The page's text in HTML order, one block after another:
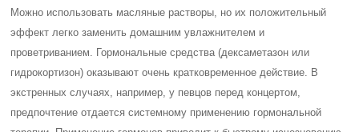
Можно использовать масляные растворы, но их положительный
эффект легко заменить домашним увлажнителем и
проветриванием. Гормональные средства (дексаметазон или
гидрокортизон) оказывают очень кратковременное действие. В
экстренных случаях, например, у певцов перед концертом,
предпочтение отдается системному применению гормональной